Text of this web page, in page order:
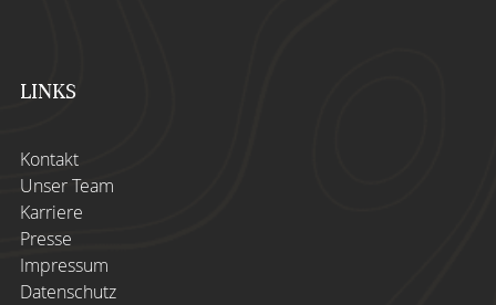
LINKS
Kontakt
Unser Team
Karriere
Presse
Impressum
Datenschutz